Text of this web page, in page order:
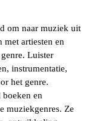
om naar muziek uit
met artiesten en
Luister
instrumentatie,
het genre.
en
muziekgenres. Ze